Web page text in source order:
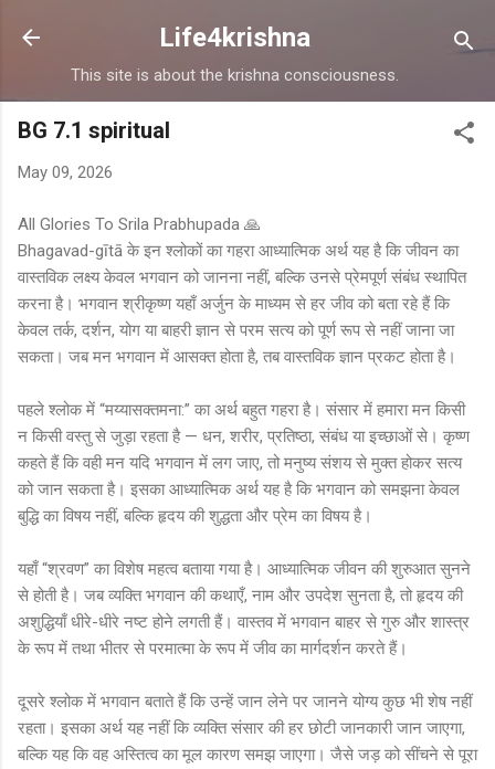
Skip to main content
Life4krishna
This site is about the krishna consciousness.
BG 7.1 spiritual
May 09, 2026
All Glories To Srila Prabhupada 🙏
Bhagavad-gītā के इन श्लोकों का गहरा आध्यात्मिक अर्थ यह है कि जीवन का
वास्तविक लक्ष्य केवल भगवान को जानना नहीं, बल्कि उनसे प्रेमपूर्ण संबंध स्थापित
करना है। भगवान श्रीकृष्ण यहाँ अर्जुन के माध्यम से हर जीव को बता रहे हैं कि
केवल तर्क, दर्शन, योग या बाहरी ज्ञान से परम सत्य को पूर्ण रूप से नहीं जाना जा
सकता। जब मन भगवान में आसक्त होता है, तब वास्तविक ज्ञान प्रकट होता है।
पहले श्लोक में “मय्यासक्तमना:” का अर्थ बहुत गहरा है। संसार में हमारा मन किसी
न किसी वस्तु से जुड़ा रहता है — धन, शरीर, प्रतिष्ठा, संबंध या इच्छाओं से। कृष्ण
कहते हैं कि वही मन यदि भगवान में लग जाए, तो मनुष्य संशय से मुक्त होकर सत्य
को जान सकता है। इसका आध्यात्मिक अर्थ यह है कि भगवान को समझना केवल
बुद्धि का विषय नहीं, बल्कि हृदय की शुद्धता और प्रेम का विषय है।
यहाँ “श्रवण” का विशेष महत्व बताया गया है। आध्यात्मिक जीवन की शुरुआत सुनने
से होती है। जब व्यक्ति भगवान की कथाएँ, नाम और उपदेश सुनता है, तो हृदय की
अशुद्धियाँ धीरे-धीरे नष्ट होने लगती हैं। वास्तव में भगवान बाहर से गुरु और शास्त्र
के रूप में तथा भीतर से परमात्मा के रूप में जीव का मार्गदर्शन करते हैं।
दूसरे श्लोक में भगवान बताते हैं कि उन्हें जान लेने पर जानने योग्य कुछ भी शेष नहीं
रहता। इसका अर्थ यह नहीं कि व्यक्ति संसार की हर छोटी जानकारी जान जाएगा,
बल्कि यह कि वह अस्तित्व का मूल कारण समझ जाएगा। जैसे जड़ को सींचने से पूरा